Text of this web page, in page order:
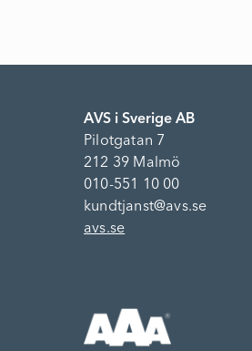
AVS i Sverige AB
Pilotgatan 7
212 39 Malmö
010-551 10 00
kundtjanst@avs.se
avs.se